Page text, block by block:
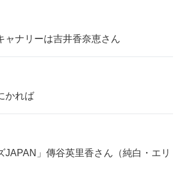
ャナリーは吉井香奈恵さん
かれば
JAPAN」傳谷英里香さん（純白・エリ